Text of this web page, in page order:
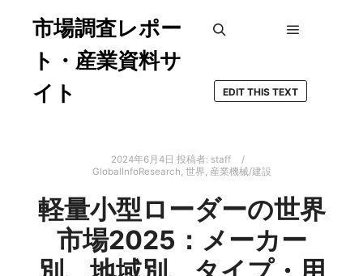
市場調査レポー
ト・産業資料サ
イト
EDIT THIS TEXT
2024年6月4日 投稿者: staff
GlobalInfoResearch, 世界, 産業機械/建設
軽量小型ローダーの世界
市場2025：メーカー